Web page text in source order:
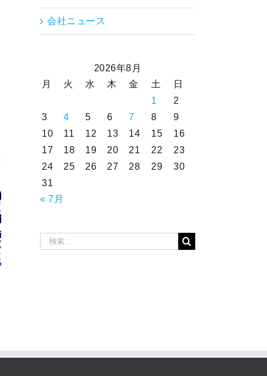
会社ニュース
2026年8月
月
火 水 木 金 土
日
1
2
3
4 5 6 7 8
9
10
11 12 13 14 15
16
17
18 19 20 21 22
23
24
25 26 27 28 29
30
31
« 7月
索